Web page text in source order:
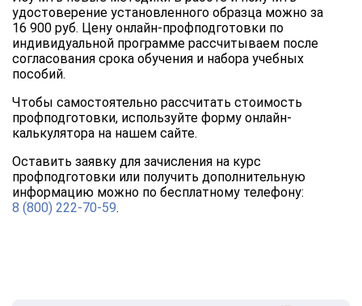
удостоверение установленного образца можно за
16 900 руб. Цену онлайн-профподготовки по
индивидуальной программе рассчитываем после
согласования срока обучения и набора учебных
пособий.
Чтобы самостоятельно рассчитать стоимость
профподготовки, используйте форму онлайн-
калькулятора на нашем сайте.
Оставить заявку для зачисления на курс
профподготовки или получить дополнительную
информацию можно по бесплатному телефону:
8 (800) 222-70-59.